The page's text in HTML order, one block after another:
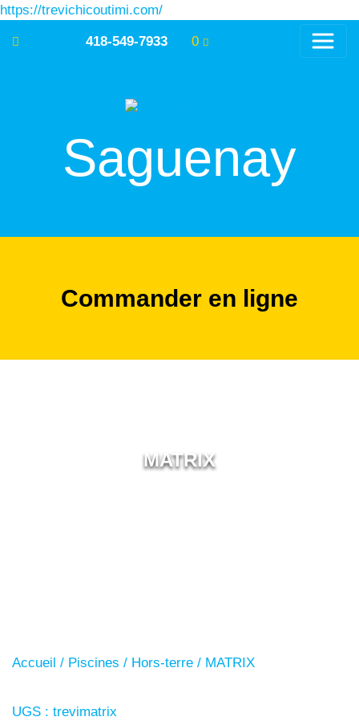
https://trevichicoutimi.com/
418-549-7933 0
Saguenay
Commander en ligne
MATRIX
Accueil / Piscines / Hors-terre / MATRIX
UGS : trevimatrix